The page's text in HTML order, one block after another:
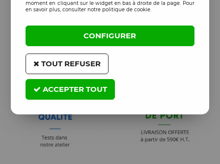
moment en cliquant sur le widget en bas à droite de la page. Pour
en savoir plus, consulter notre politique de cookie.
CONFIGURER
TOUT REFUSER
ACCEPTER TOUT